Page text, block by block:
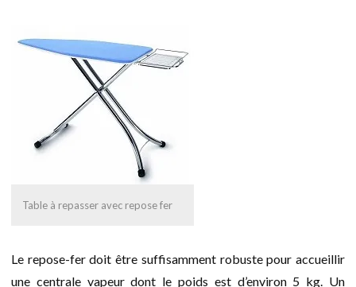
Table à repasser avec repose fer
Le repose-fer doit être suffisamment robuste pour accueillir
une centrale vapeur dont le poids est d’environ 5 kg. Un